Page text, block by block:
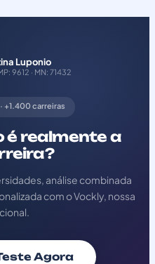
Luponio
9612 · MN: 71432
+1.400 carreiras
realmente a
análise combinada
com o Vockly, nossa
Agora